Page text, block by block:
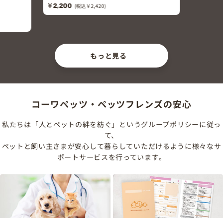
(税込￥2,420)
もっと見る
コーワペッツ・ペッツフレンズの安心
私たちは「人とペットの絆を紡ぐ」というグループポリシーに従っ
て、
ペットと飼い主さまが安心して暮らしていただけるように様々なサ
ポートサービスを行っています。